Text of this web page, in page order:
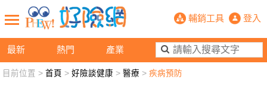
最新 熱門 產業
腦中風後最怕復發！二度發生的
輔銷工具 登入
新聞觀點 業務交流 好險懂生活
目前位置 >首頁 >好險談健康 >醫療 >疾病預防